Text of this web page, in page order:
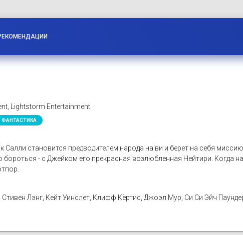
Lightstorm Entertainment
ФАНТАСТИКА
Салли становится предводителем народа на'ви и берет на себя
бороться - с Джейком его прекрасная возлюбленная Нейтири. Когда
Лэнг, Кейт Уинслет, Клифф Кёртис, Джоэл Мур, Си Си Эйч